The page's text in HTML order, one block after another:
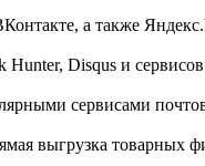
а также
Disqus и
сервисами
выгрузка товарных